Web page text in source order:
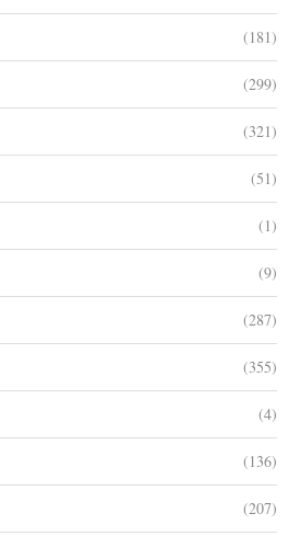
(181)
(299)
(321)
(51)
(1)
(9)
(287)
(355)
(4)
(136)
(207)